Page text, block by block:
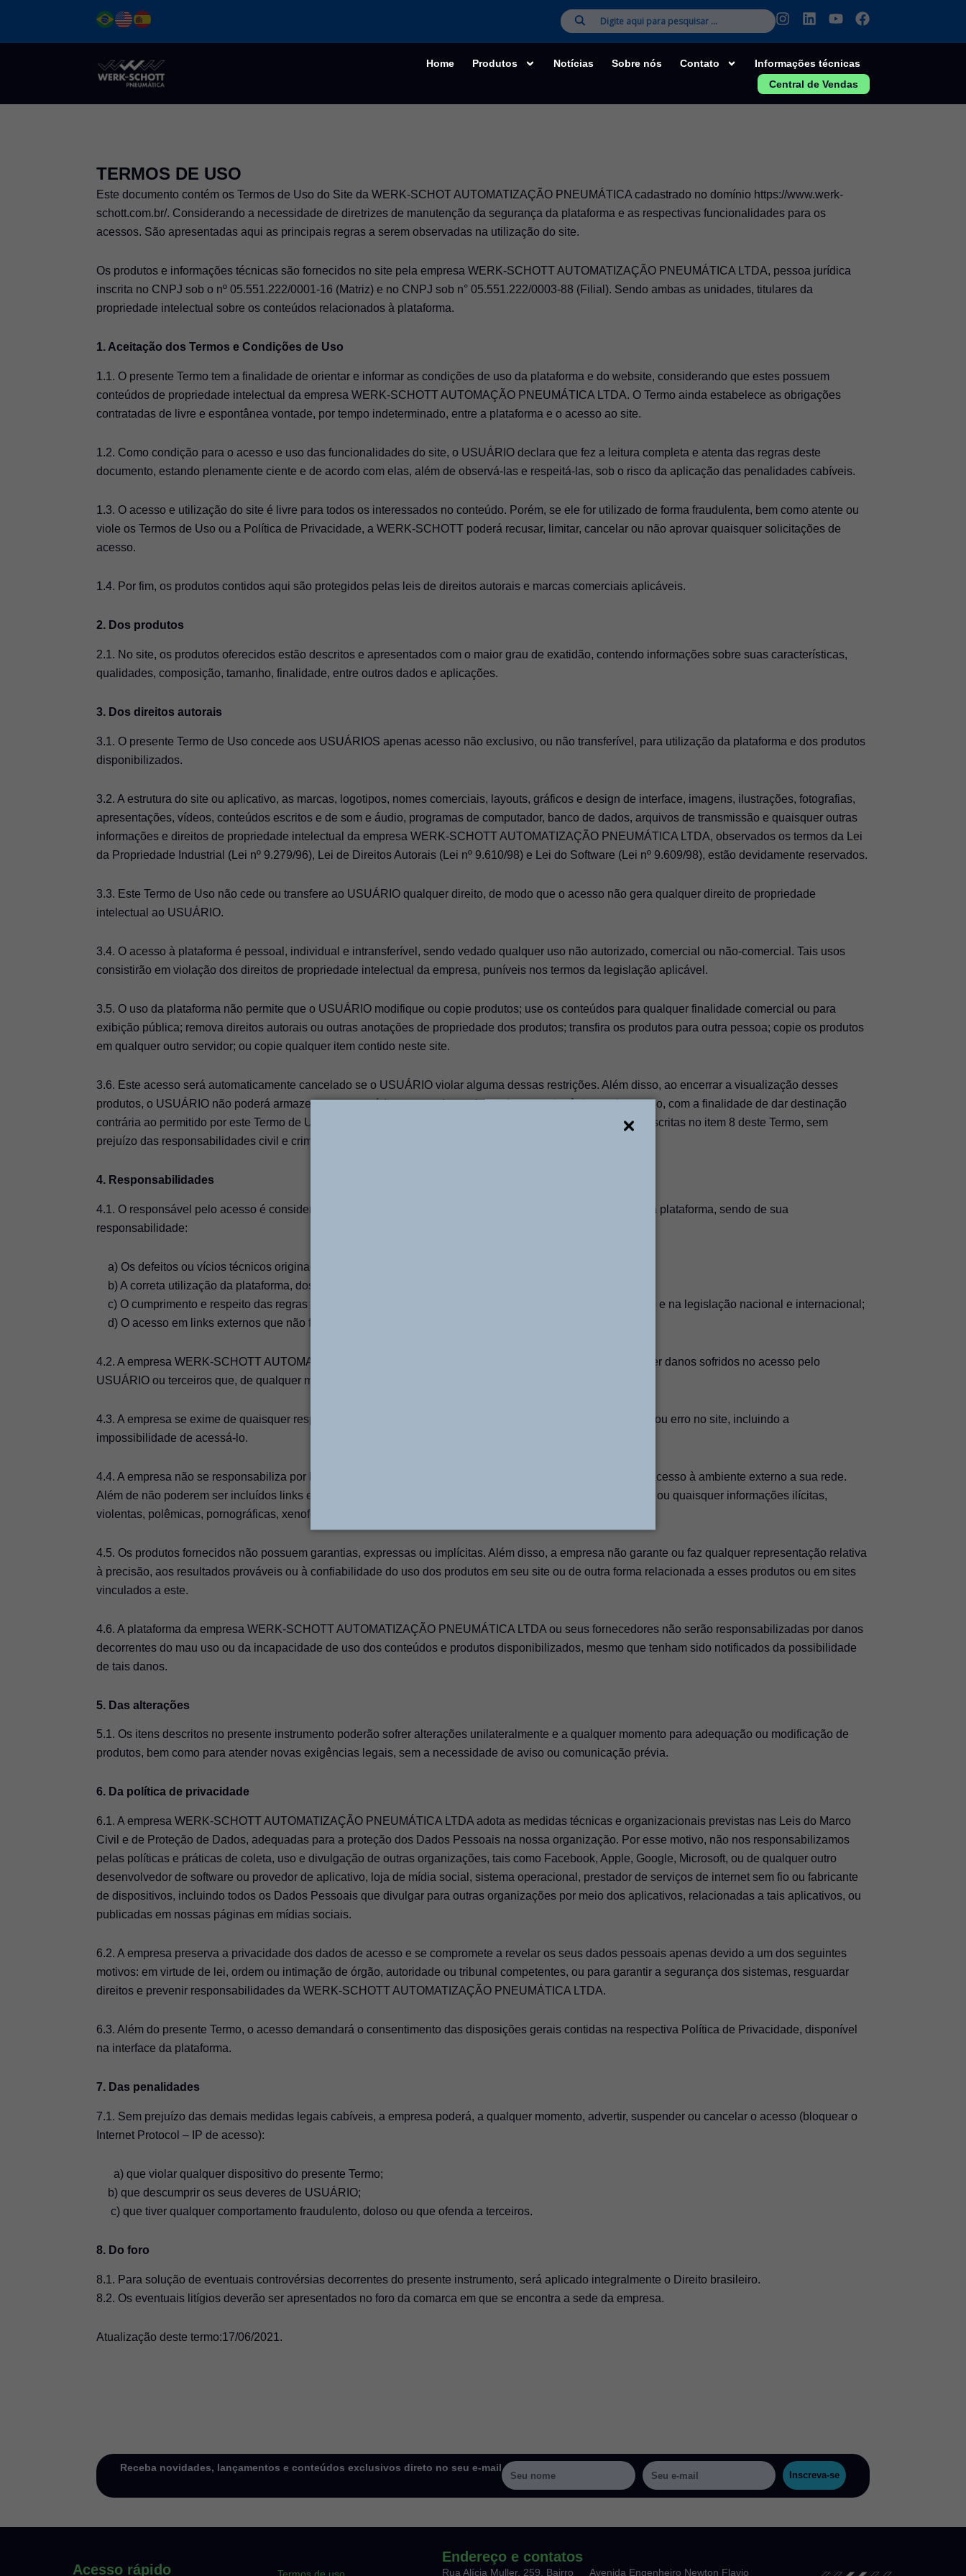
o
I
s
t
a
g
r
L
n
k
e
d
i
Y
u
t
u
b
e
F
c
b
o
o
Home Produtos Notícias Sobre nós Contato
Informações técnicas
Central de Vendas
TERMOS DE USO
Este documento contém os Termos de Uso do Site da WERK-SCHOT AUTOMATIZAÇÃO PNEUMÁTICA cadastrado no domínio https://www.werk-
schott.com.br/. Considerando a necessidade de diretrizes de manutenção da segurança da plataforma e as respectivas funcionalidades para os
acessos. São apresentadas aqui as principais regras a serem observadas na utilização do site.
Os produtos e informações técnicas são fornecidos no site pela empresa WERK-SCHOTT AUTOMATIZAÇÃO PNEUMÁTICA LTDA, pessoa jurídica
inscrita no CNPJ sob o nº 05.551.222/0001-16 (Matriz) e no CNPJ sob n° 05.551.222/0003-88 (Filial). Sendo ambas as unidades, titulares da
propriedade intelectual sobre os conteúdos relacionados à plataforma.
1. Aceitação dos Termos e Condições de Uso
1.1. O presente Termo tem a finalidade de orientar e informar as condições de uso da plataforma e do website, considerando que estes possuem
conteúdos de propriedade intelectual da empresa WERK-SCHOTT AUTOMAÇÃO PNEUMÁTICA LTDA. O Termo ainda estabelece as obrigações
contratadas de livre e espontânea vontade, por tempo indeterminado, entre a plataforma e o acesso ao site.
1.2. Como condição para o acesso e uso das funcionalidades do site, o USUÁRIO declara que fez a leitura completa e atenta das regras deste
documento, estando plenamente ciente e de acordo com elas, além de observá-las e respeitá-las, sob o risco da aplicação das penalidades cabíveis.
1.3. O acesso e utilização do site é livre para todos os interessados no conteúdo. Porém, se ele for utilizado de forma fraudulenta, bem como atente ou
viole os Termos de Uso ou a Política de Privacidade, a WERK-SCHOTT poderá recusar, limitar, cancelar ou não aprovar quaisquer solicitações de
acesso.
1.4. Por fim, os produtos contidos aqui são protegidos pelas leis de direitos autorais e marcas comerciais aplicáveis.
2. Dos produtos
2.1. No site, os produtos oferecidos estão descritos e apresentados com o maior grau de exatidão, contendo informações sobre suas características,
qualidades, composição, tamanho, finalidade, entre outros dados e aplicações.
3. Dos direitos autorais
3.1. O presente Termo de Uso concede aos USUÁRIOS apenas acesso não exclusivo, ou não transferível, para utilização da plataforma e dos produtos
disponibilizados.
3.2. A estrutura do site ou aplicativo, as marcas, logotipos, nomes comerciais, layouts, gráficos e design de interface, imagens, ilustrações, fotografias,
apresentações, vídeos, conteúdos escritos e de som e áudio, programas de computador, banco de dados, arquivos de transmissão e quaisquer outras
informações e direitos de propriedade intelectual da empresa WERK-SCHOTT AUTOMATIZAÇÃO PNEUMÁTICA LTDA, observados os termos da Lei
da Propriedade Industrial (Lei nº 9.279/96), Lei de Direitos Autorais (Lei nº 9.610/98) e Lei do Software (Lei nº 9.609/98), estão devidamente reservados.
3.3. Este Termo de Uso não cede ou transfere ao USUÁRIO qualquer direito, de modo que o acesso não gera qualquer direito de propriedade
intelectual ao USUÁRIO.
3.4. O acesso à plataforma é pessoal, individual e intransferível, sendo vedado qualquer uso não autorizado, comercial ou não-comercial. Tais usos
consistirão em violação dos direitos de propriedade intelectual da empresa, puníveis nos termos da legislação aplicável.
3.5. O uso da plataforma não permite que o USUÁRIO modifique ou copie produtos; use os conteúdos para qualquer finalidade comercial ou para
exibição pública; remova direitos autorais ou outras anotações de propriedade dos produtos; transfira os produtos para outra pessoa; copie os produtos
em qualquer outro servidor; ou copie qualquer item contido neste site.
3.6. Este acesso será automaticamente cancelado se o USUÁRIO violar alguma dessas restrições. Além disso, ao encerrar a visualização desses
produtos, o USUÁRIO não poderá armazenar os conteúdos acessados, seja em formato eletrônico ou impresso, com a finalidade de dar destinação
contrária ao permitido por este Termo de Uso e Política de Privacidade, sob pena de sofrer as penalidades descritas no item 8 deste Termo, sem
prejuízo das responsabilidades civil e criminal.
4. Responsabilidades
4.1. O responsável pelo acesso é considerado legalmente responsável pelo conteúdo de seus comentários na plataforma, sendo de sua
responsabilidade:
a) Os defeitos ou vícios técnicos originados do próprio sistema ou equipamento de acesso;
b) A correta utilização da plataforma, dos produtos e informações oferecidas;
c) O cumprimento e respeito das regras contidas nesse Termo de Uso, na respectiva Política de Privacidade e na legislação nacional e internacional;
d) O acesso em links externos que não foram oferecidos pela plataforma, como redes sociais e outros links.
4.2. A empresa WERK-SCHOTT AUTOMATIZAÇÃO PNEUMÁTICA LTDA não se responsabiliza por quaisquer danos sofridos no acesso pelo
USUÁRIO ou terceiros que, de qualquer modo, tenha origem ou dependência relacionada ao site
4.3. A empresa se exime de quaisquer responsabilidades sobre prejuízos resultantes de qualquer interrupção ou erro no site, incluindo a
impossibilidade de acessá-lo.
4.4. A empresa não se responsabiliza por links externos contidos em seu sistema que possam redirecionar o acesso à ambiente externo a sua rede.
Além de não poderem ser incluídos links externos ou páginas que sirvam para fins comerciais ou publicitários ou quaisquer informações ilícitas,
violentas, polêmicas, pornográficas, xenofóbicas, discriminatórias ou ofensivas.
4.5. Os produtos fornecidos não possuem garantias, expressas ou implícitas. Além disso, a empresa não garante ou faz qualquer representação relativa
à precisão, aos resultados prováveis ou à confiabilidade do uso dos produtos em seu site ou de outra forma relacionada a esses produtos ou em sites
vinculados a este.
4.6. A plataforma da empresa WERK-SCHOTT AUTOMATIZAÇÃO PNEUMÁTICA LTDA ou seus fornecedores não serão responsabilizadas por danos
decorrentes do mau uso ou da incapacidade de uso dos conteúdos e produtos disponibilizados, mesmo que tenham sido notificados da possibilidade
de tais danos.
5. Das alterações
5.1. Os itens descritos no presente instrumento poderão sofrer alterações unilateralmente e a qualquer momento para adequação ou modificação de
produtos, bem como para atender novas exigências legais, sem a necessidade de aviso ou comunicação prévia.
6. Da política de privacidade
6.1. A empresa WERK-SCHOTT AUTOMATIZAÇÃO PNEUMÁTICA LTDA adota as medidas técnicas e organizacionais previstas nas Leis do Marco
Civil e de Proteção de Dados, adequadas para a proteção dos Dados Pessoais na nossa organização. Por esse motivo, não nos responsabilizamos
pelas políticas e práticas de coleta, uso e divulgação de outras organizações, tais como Facebook, Apple, Google, Microsoft, ou de qualquer outro
desenvolvedor de software ou provedor de aplicativo, loja de mídia social, sistema operacional, prestador de serviços de internet sem fio ou fabricante
de dispositivos, incluindo todos os Dados Pessoais que divulgar para outras organizações por meio dos aplicativos, relacionadas a tais aplicativos, ou
publicadas em nossas páginas em mídias sociais.
6.2. A empresa preserva a privacidade dos dados de acesso e se compromete a revelar os seus dados pessoais apenas devido a um dos seguintes
motivos: em virtude de lei, ordem ou intimação de órgão, autoridade ou tribunal competentes, ou para garantir a segurança dos sistemas, resguardar
direitos e prevenir responsabilidades da WERK-SCHOTT AUTOMATIZAÇÃO PNEUMÁTICA LTDA.
6.3. Além do presente Termo, o acesso demandará o consentimento das disposições gerais contidas na respectiva Política de Privacidade, disponível
na interface da plataforma.
7. Das penalidades
7.1. Sem prejuízo das demais medidas legais cabíveis, a empresa poderá, a qualquer momento, advertir, suspender ou cancelar o acesso (bloquear o
Internet Protocol – IP de acesso):
a) que violar qualquer dispositivo do presente Termo;
b) que descumprir os seus deveres de USUÁRIO;
c) que tiver qualquer comportamento fraudulento, doloso ou que ofenda a terceiros.
8. Do foro
8.1. Para solução de eventuais controvérsias decorrentes do presente instrumento, será aplicado integralmente o Direito brasileiro.
8.2. Os eventuais litígios deverão ser apresentados no foro da comarca em que se encontra a sede da empresa.
Atualização deste termo:17/06/2021.
Receba novidades, lançamentos e conteúdos exclusivos direto no seu e-mail
Inscreva-se
Acesso rápido
Endereço e contatos
Rua Alícia Muller, 259, Bairro Avenida Engenheiro Newton Flavio